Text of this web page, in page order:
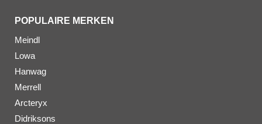
POPULAIRE MERKEN
Meindl
Lowa
Hanwag
Merrell
Arcteryx
Didriksons